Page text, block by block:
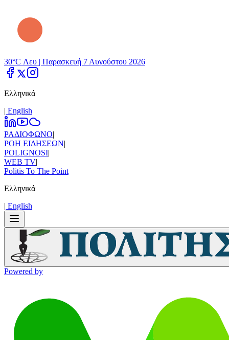
30°C Λευ | Παρασκευή 7 Αυγούστου 2026
Ελληνικά
| Εnglish
ΡΑΔΙΟΦΩΝΟ|
ΡΟΗ ΕΙΔΗΣΕΩΝ|
POLIGNOSI|
WEB TV|
Politis To The Point
Ελληνικά
| Εnglish
Powered by